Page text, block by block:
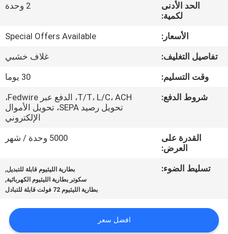
الجودة
اتصل
خريطة
الموقع
الخصوصية
الحد الأدنى
لكمية:
2 وحدة
الأسعار:
Special Offers Available
تفاصيل التغليف:
غلاف خشبي
وقت التسليم:
30 يوما
شروط الدفع:
T/T، L/C، ACH، الدفع عبر Fedwire،
تحويل رصيد SEPA، تحويل الأموال
الإلكتروني
القدرة على
العرض:
5000 وحدة / شهر
تسليط الضوء: بطارية الليثيوم قابلة للتبديل,
سكوتر بطارية الليثيوم الكهربائية,
بطارية الليثيوم 72 فولت قابلة للتبادل
افضل سعر